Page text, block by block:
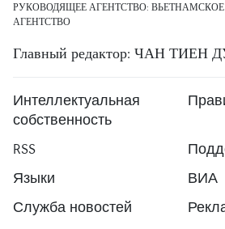
РУКОВОДЯЩЕЕ АГЕНТСТВО:
АГЕНТСТВО
Главный редактор: ЧАН ТИЕН
Интеллектуальная
собственность
RSS
Языки
ВИА
Служба новостей